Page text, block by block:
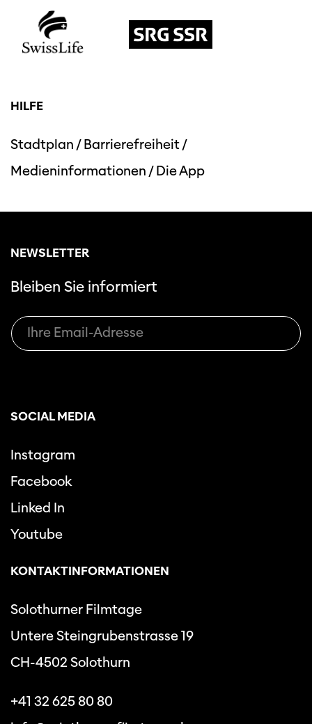
HILFE
Stadtplan /Barrierefreiheit/
Medieninformationen /Die App
NEWSLETTER
Bleiben Sie informiert
SOCIAL MEDIA
Instagram
Facebook
Linked In
Youtube
KONTAKTINFORMATIONEN
Solothurner Filmtage
Untere Steingrubenstrasse 19
CH-4502 Solothurn
+41 32 625 80 80